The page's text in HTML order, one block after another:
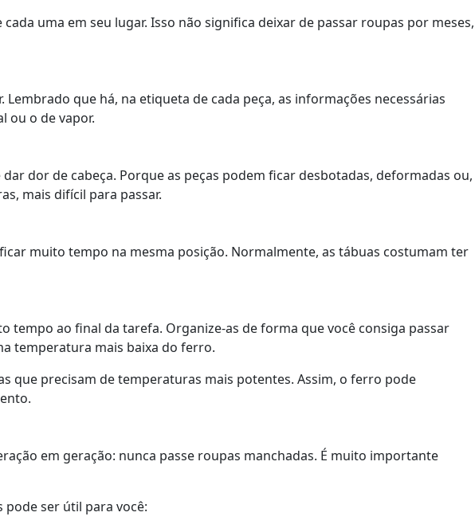
uma em seu lugar. Isso não significa deixar de passar roupas por meses,
que há, na etiqueta de cada peça, as informações necessárias
ou o de vapor.
dor de cabeça. Porque as peças podem ficar desbotadas, deformadas ou,
mais difícil para passar.
muito tempo na mesma posição. Normalmente, as tábuas costumam ter
tempo ao final da tarefa. Organize-as de forma que você consiga passar
temperatura mais baixa do ferro.
que precisam de temperaturas mais potentes. Assim, o ferro pode
em geração: nunca passe roupas manchadas. É muito importante
pode ser útil para você: